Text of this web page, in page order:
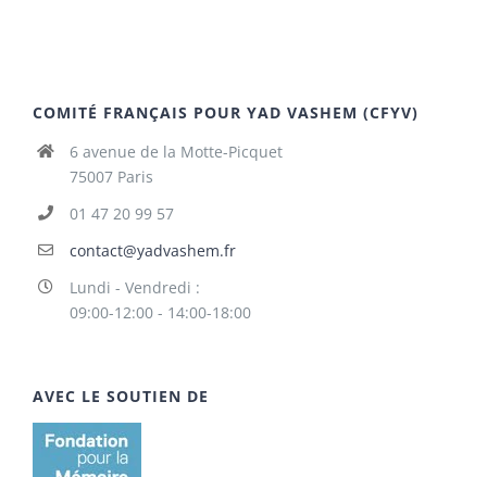
COMITÉ FRANÇAIS POUR YAD VASHEM (CFYV)
6 avenue de la Motte-Picquet
75007 Paris
01 47 20 99 57
contact@yadvashem.fr
Lundi - Vendredi :
09:00-12:00 - 14:00-18:00
AVEC LE SOUTIEN DE